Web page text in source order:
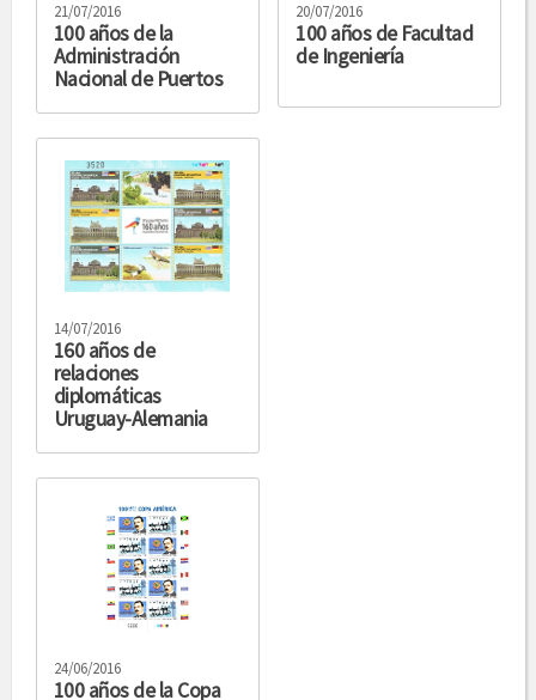
21/07/2016
100 años de la
Administración
Nacional de Puertos
20/07/2016
100 años de Facultad
de Ingeniería
14/07/2016
160 años de
relaciones
diplomáticas
Uruguay-Alemania
24/06/2016
100 años de la Copa